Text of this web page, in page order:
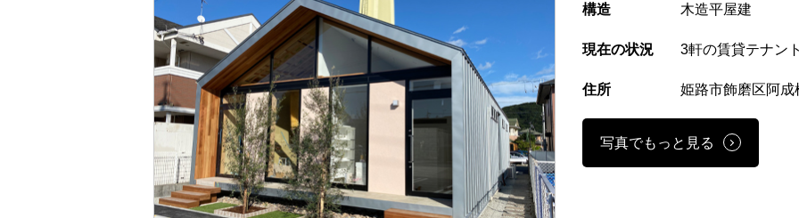
構造 木造平屋建
現在の状況 3軒の賃貸テナン
住所 姫路市飾磨区阿
写真でもっと見る